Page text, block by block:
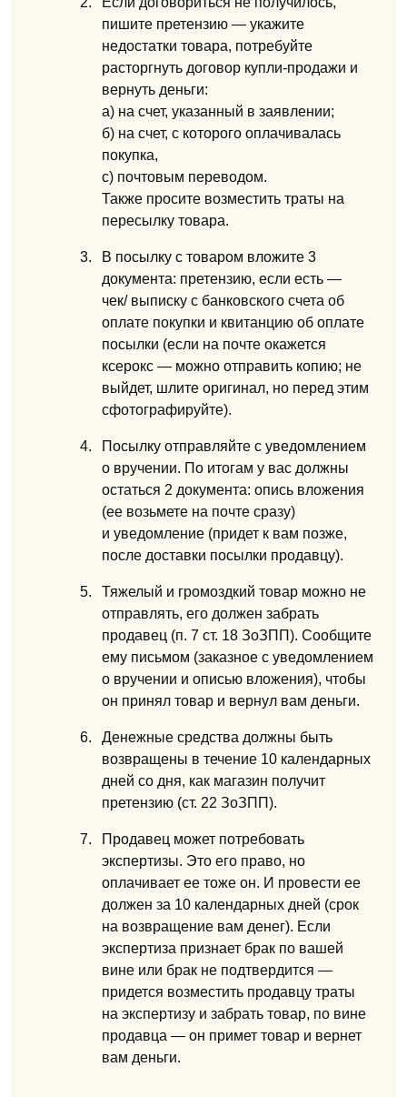
пишите претензию — укажите
недостатки товара, потребуйте
расторгнуть договор купли-продажи и
вернуть деньги:
а) на счет, указанный в заявлении;
б) на счет, с которого оплачивалась
покупка,
с) почтовым переводом.
Также просите возместить траты на
пересылку товара.
В посылку с товаром вложите 3
документа: претензию, если есть —
чек/ выписку с банковского счета об
оплате покупки и квитанцию об оплате
посылки (если на почте окажется
ксерокс — можно отправить копию; не
выйдет, шлите оригинал, но перед этим
сфотографируйте).
Посылку отправляйте с уведомлением
о вручении. По итогам у вас должны
остаться 2 документа: опись вложения
(ее возьмете на почте сразу)
и уведомление (придет к вам позже,
после доставки посылки продавцу).
Тяжелый и громоздкий товар можно не
отправлять, его должен забрать
продавец (п. 7 ст. 18 ЗоЗПП). Сообщите
ему письмом (заказное с уведомлением
о вручении и описью вложения), чтобы
он принял товар и вернул вам деньги.
Денежные средства должны быть
возвращены в течение 10 календарных
дней со дня, как магазин получит
претензию (ст. 22 ЗоЗПП).
Продавец может потребовать
экспертизы. Это его право, но
оплачивает ее тоже он. И провести ее
должен за 10 календарных дней (срок
на возвращение вам денег). Если
экспертиза признает брак по вашей
вине или брак не подтвердится —
придется возместить продавцу траты
на экспертизу и забрать товар, по вине
продавца — он примет товар и вернет
вам деньги.